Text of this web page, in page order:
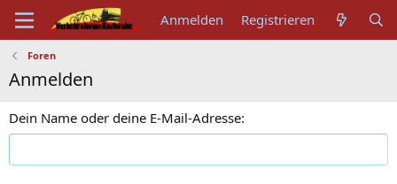
Anmelden Registrieren
Foren
Anmelden
Dein Name oder deine E-Mail-Adresse